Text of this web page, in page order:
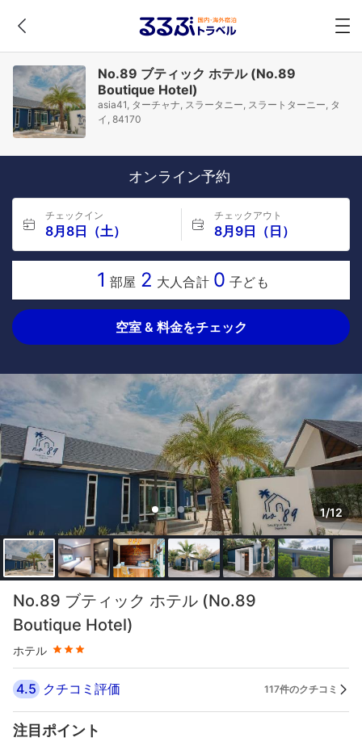
No.89 ブティック ホテル (No.89
Boutique Hotel)
asia41, ターチャナ, スラータニー, スラートターニー, タ
イ, 84170
オンライン予約
チェックイン
8月8日（土）
チェックアウト
8月9日（日）
1 部屋 2 大人合計 0 子ども
空室 & 料金をチェック
1/12
No.89 ブティック ホテル (No.89
Boutique Hotel)
ホテル
星評価 3つ星
4.5 クチコミ評価 117件のクチコミ
注目ポイント